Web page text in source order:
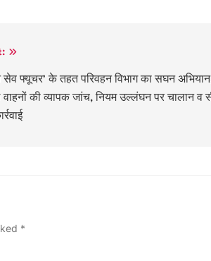
सेव फ्यूचर’ के तहत परिवहन विभाग का सघन
की व्यापक जांच, नियम उल्लंघन पर चालान व
*